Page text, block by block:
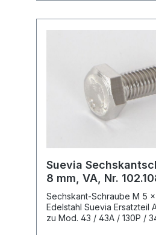
Suevia
8 mm, VA, Nr.
43/43A/130P/340/
Sechskant-Schraube M 5 x
Edelstahl Suevia Ersatzteil
zu Mod. 43 / 43A / 130P /